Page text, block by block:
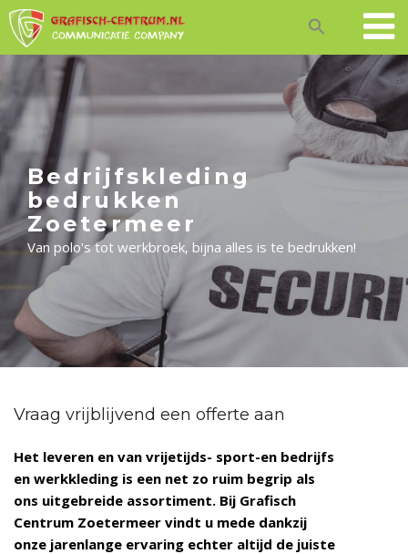
Skip
to
content
Bedrijfskleding
bedrukken
Zoetermeer
Van polo's tot werkbroek, bijna alles is te bedrukken!
Vraag vrijblijvend een offerte aan
Het leveren en van vrijetijds- sport-en bedrijfs
en werkkleding is een net zo ruim begrip als
ons uitgebreide assortiment. Bij Grafisch
Centrum Zoetermeer vindt u mede dankzij
onze jarenlange ervaring echter altijd de juiste